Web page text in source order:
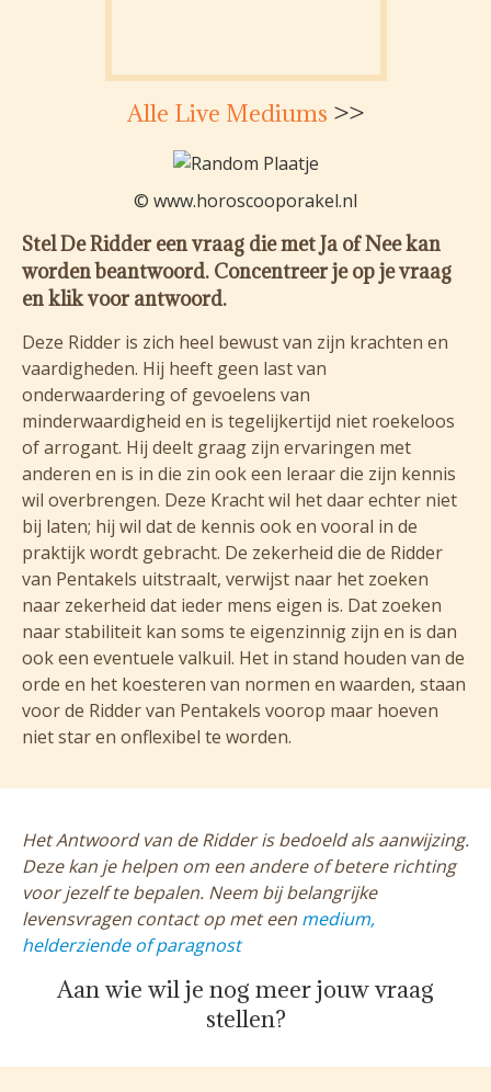
Alle Live Mediums >>
© www.horoscooporakel.nl
Stel De Ridder een vraag die met Ja of Nee kan
worden beantwoord. Concentreer je op je vraag
en klik voor antwoord.
Deze Ridder is zich heel bewust van zijn krachten en
vaardigheden. Hij heeft geen last van
onderwaardering of gevoelens van
minderwaardigheid en is tegelijkertijd niet roekeloos
of arrogant. Hij deelt graag zijn ervaringen met
anderen en is in die zin ook een leraar die zijn kennis
wil overbrengen. Deze Kracht wil het daar echter niet
bij laten; hij wil dat de kennis ook en vooral in de
praktijk wordt gebracht. De zekerheid die de Ridder
van Pentakels uitstraalt, verwijst naar het zoeken
naar zekerheid dat ieder mens eigen is. Dat zoeken
naar stabiliteit kan soms te eigenzinnig zijn en is dan
ook een eventuele valkuil. Het in stand houden van de
orde en het koesteren van normen en waarden, staan
voor de Ridder van Pentakels voorop maar hoeven
niet star en onflexibel te worden.
Het Antwoord van de Ridder is bedoeld als aanwijzing.
Deze kan je helpen om een andere of betere richting
voor jezelf te bepalen. Neem bij belangrijke
levensvragen contact op met een medium,
helderziende of paragnost
Aan wie wil je nog meer jouw vraag
stellen?